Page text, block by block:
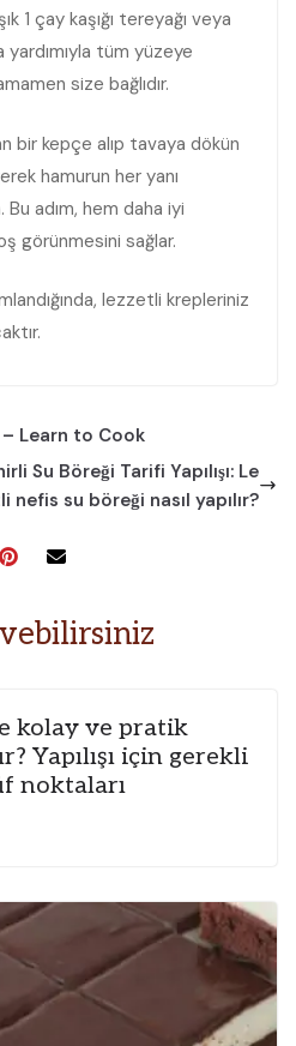
1 çay kaşığı tereyağı veya
yardımıyla tüm yüzeye
size bağlıdır.
bir kepçe alıp tavaya dökün
hamurun her yanı
Bu adım, hem daha iyi
görünmesini sağlar.
lezzetli krepleriniz
– Learn to Cook
Su Böreği Tarifi Yapılışı: Le
nefis su böreği nasıl yapılır?
kolay ve pratik
Yapılışı için gerekli
noktaları